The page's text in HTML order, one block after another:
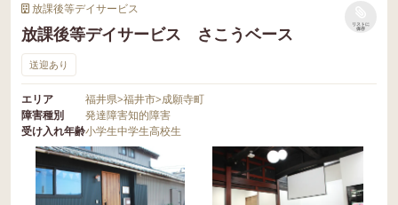
放課後等デイサービス
放課後等デイサービス さこうベース
リストに
保存
送迎あり
エリア 福井県>福井市>成願寺町
障害種別
発達障害知的障害
受け入れ年齢小学生中学生高校生